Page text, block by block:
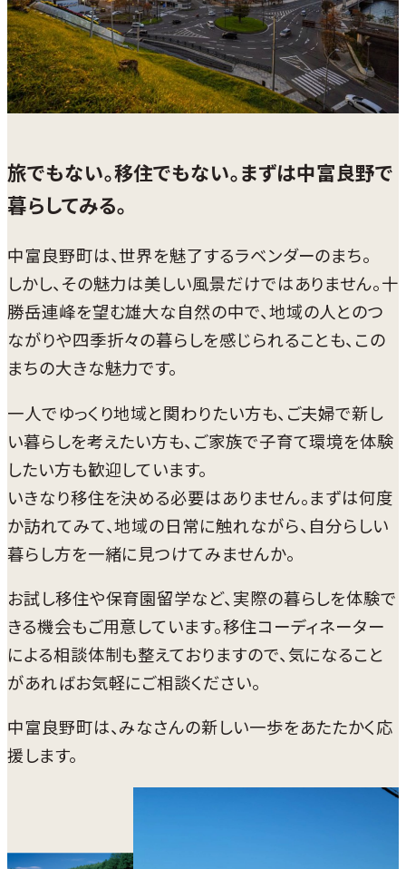
旅でもない。移住でもない。まずは中富良野で
暮らしてみる。
中富良野町は、世界を魅了するラベンダーのまち。
しかし、その魅力は美しい風景だけではありません。十
勝岳連峰を望む雄大な自然の中で、地域の人とのつ
ながりや四季折々の暮らしを感じられることも、この
まちの大きな魅力です。
一人でゆっくり地域と関わりたい方も、ご夫婦で新し
い暮らしを考えたい方も、ご家族で子育て環境を体験
したい方も歓迎しています。
いきなり移住を決める必要はありません。まずは何度
か訪れてみて、地域の日常に触れながら、自分らしい
暮らし方を一緒に見つけてみませんか。
お試し移住や保育園留学など、実際の暮らしを体験で
きる機会もご用意しています。移住コーディネーター
による相談体制も整えておりますので、気になること
があればお気軽にご相談ください。
中富良野町は、みなさんの新しい一歩をあたたかく応
援します。